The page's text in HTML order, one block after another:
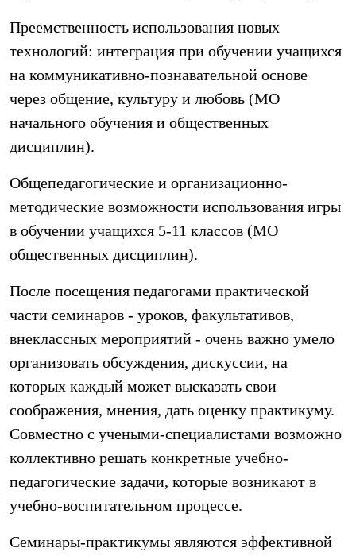
Преемственность использования новых
технологий: интеграция при обучении учащихся
на коммуникативно-познавательной основе
через общение, культуру и любовь (МО
начального обучения и общественных
дисциплин).
Общепедагогические и организационно-
методические возможности использования игры
в обучении учащихся 5-11 классов (МО
общественных дисциплин).
После посещения педагогами практической
части семинаров - уроков, факультативов,
внеклассных мероприятий - очень важно умело
организовать обсуждения, дискуссии, на
которых каждый может высказать свои
соображения, мнения, дать оценку практикуму.
Совместно с учеными-специалистами возможно
коллективно решать конкретные учебно-
педагогические задачи, которые возникают в
учебно-воспитательном процессе.
Семинары-практикумы являются эффективной